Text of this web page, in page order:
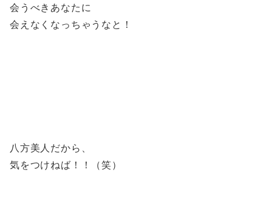
会うべきあなたに
会えなくなっちゃうなと！
八方美人だから、
気をつけねば！！（笑）